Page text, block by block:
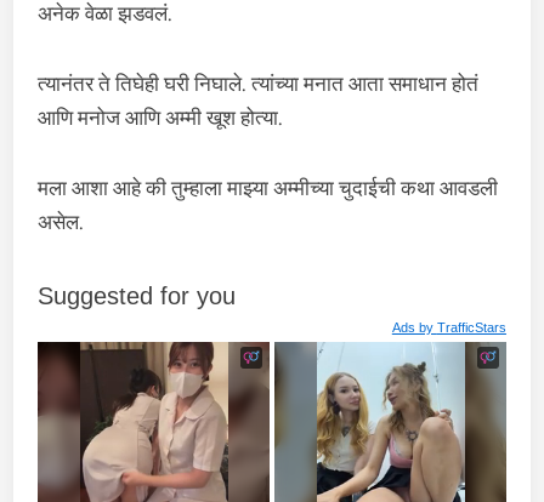
अनेक वेळा झडवलं.
त्यानंतर ते तिघेही घरी निघाले. त्यांच्या मनात आता समाधान होतं
आणि मनोज आणि अम्मी खूश होत्या.
मला आशा आहे की तुम्हाला माझ्या अम्मीच्या चुदाईची कथा आवडली
असेल.
Suggested for you
Ads by TrafficStars